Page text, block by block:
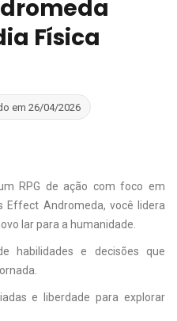
Física
em 26/04/2026
RPG de ação com foco em
Effect Andromeda, você lidera
lar para a humanidade.
habilidades e decisões que
e liberdade para explorar